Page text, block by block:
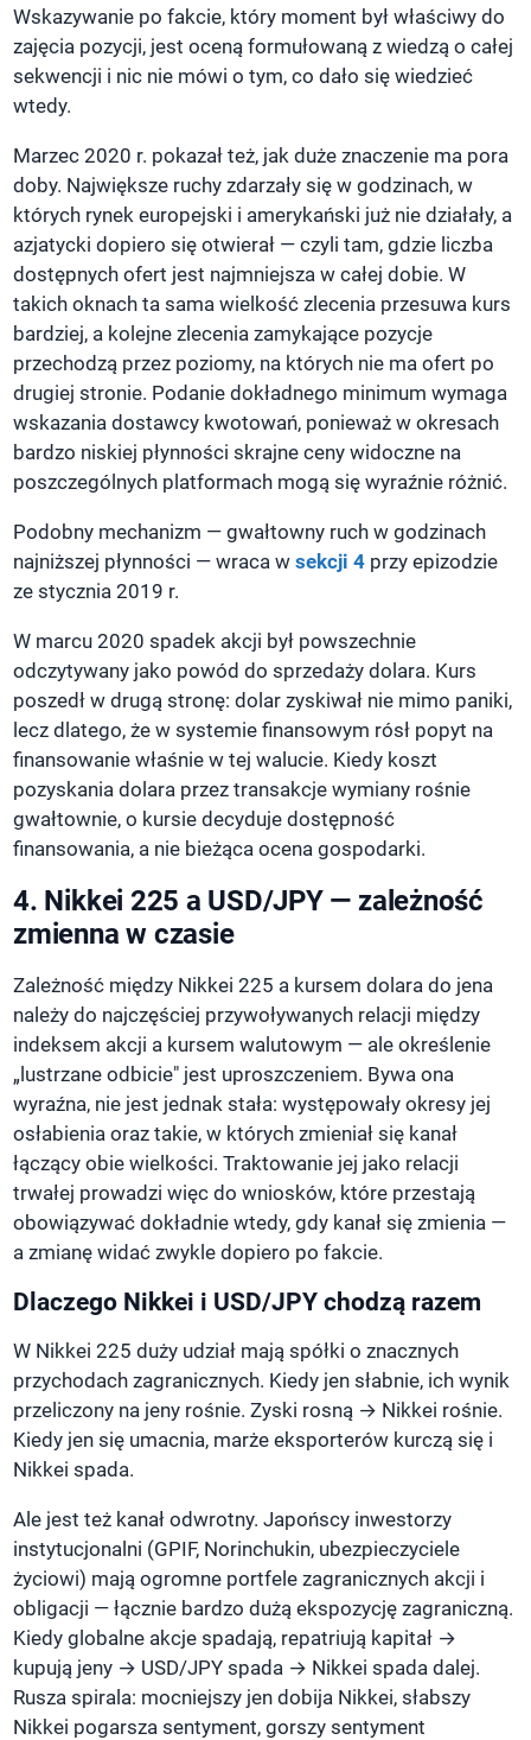
Wskazywanie po fakcie, który moment był właściwy do
zajęcia pozycji, jest oceną formułowaną z wiedzą o całej
sekwencji i nic nie mówi o tym, co dało się wiedzieć
wtedy.
Marzec 2020 r. pokazał też, jak duże znaczenie ma pora
doby. Największe ruchy zdarzały się w godzinach, w
których rynek europejski i amerykański już nie działały, a
azjatycki dopiero się otwierał — czyli tam, gdzie liczba
dostępnych ofert jest najmniejsza w całej dobie. W
takich oknach ta sama wielkość zlecenia przesuwa kurs
bardziej, a kolejne zlecenia zamykające pozycje
przechodzą przez poziomy, na których nie ma ofert po
drugiej stronie. Podanie dokładnego minimum wymaga
wskazania dostawcy kwotowań, ponieważ w okresach
bardzo niskiej płynności skrajne ceny widoczne na
poszczególnych platformach mogą się wyraźnie różnić.
Podobny mechanizm — gwałtowny ruch w godzinach
najniższej płynności — wraca wsekcji 4 przy epizodzie
ze stycznia 2019 r.
W marcu 2020 spadek akcji był powszechnie
odczytywany jako powód do sprzedaży dolara. Kurs
poszedł w drugą stronę: dolar zyskiwał nie mimo paniki,
lecz dlatego, że w systemie finansowym rósł popyt na
finansowanie właśnie w tej walucie. Kiedy koszt
pozyskania dolara przez transakcje wymiany rośnie
gwałtownie, o kursie decyduje dostępność
finansowania, a nie bieżąca ocena gospodarki.
4. Nikkei 225 a USD/JPY — zależność
zmienna w czasie
Zależność między Nikkei 225 a kursem dolara do jena
należy do najczęściej przywoływanych relacji między
indeksem akcji a kursem walutowym — ale określenie
„lustrzane odbicie" jest uproszczeniem. Bywa ona
wyraźna, nie jest jednak stała: występowały okresy jej
osłabienia oraz takie, w których zmieniał się kanał
łączący obie wielkości. Traktowanie jej jako relacji
trwałej prowadzi więc do wniosków, które przestają
obowiązywać dokładnie wtedy, gdy kanał się zmienia —
a zmianę widać zwykle dopiero po fakcie.
Dlaczego Nikkei i USD/JPY chodzą razem
W Nikkei 225 duży udział mają spółki o znacznych
przychodach zagranicznych. Kiedy jen słabnie, ich wynik
przeliczony na jeny rośnie. Zyski rosną → Nikkei rośnie.
Kiedy jen się umacnia, marże eksporterów kurczą się i
Nikkei spada.
Ale jest też kanał odwrotny. Japońscy inwestorzy
instytucjonalni (GPIF, Norinchukin, ubezpieczyciele
życiowi) mają ogromne portfele zagranicznych akcji i
obligacji — łącznie bardzo dużą ekspozycję zagraniczną.
Kiedy globalne akcje spadają, repatriują kapitał →
kupują jeny → USD/JPY spada → Nikkei spada dalej.
Rusza spirala: mocniejszy jen dobija Nikkei, słabszy
Nikkei pogarsza sentyment, gorszy sentyment